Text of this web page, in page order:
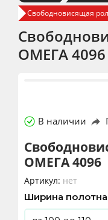
Свободновисящая
ОМЕГА 4096
В наличии
ОМЕГА 4096
Артикул: нет
Ширина